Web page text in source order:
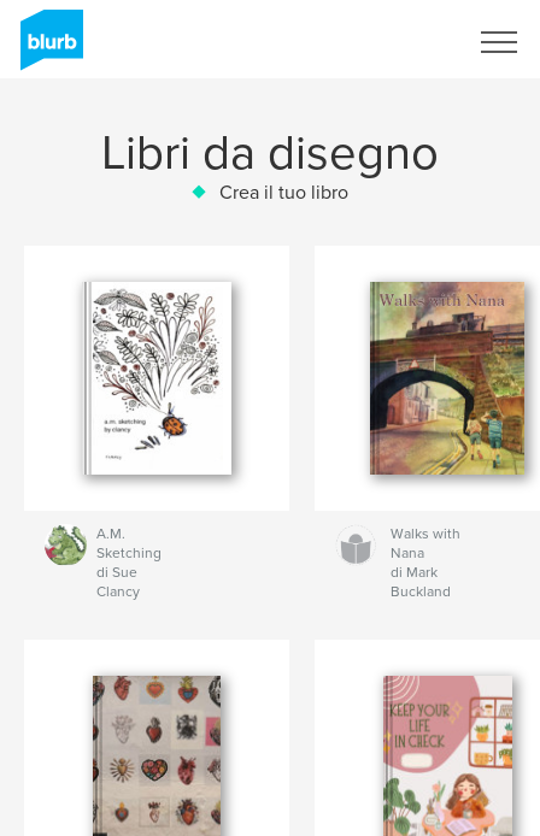
Libri da disegno
Crea il tuo libro
A.M.
Sketching
di Sue
Clancy
Walks with
Nana
di Mark
Buckland